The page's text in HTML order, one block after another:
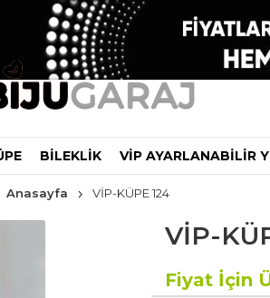
BİLEKLİK VİP AYARLANABİLİR
Anasayfa VİP-KÜPE 124
VİP-
Fiyat İçin